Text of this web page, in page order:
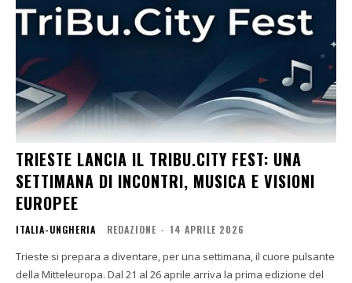
TRIESTE LANCIA IL TRIBU.CITY FEST: UNA
SETTIMANA DI INCONTRI, MUSICA E VISIONI
EUROPEE
ITALIA-UNGHERIA REDAZIONE - 14 APRILE 2026
Trieste si prepara a diventare, per una settimana, il cuore pulsante
della Mitteleuropa. Dal 21 al 26 aprile arriva la prima edizione del